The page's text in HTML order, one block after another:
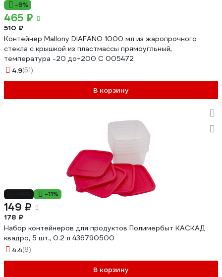
-9%
465 ₽
510 ₽
Контейнер Mallony DIAFANO 1000 мл из жаропрочного
стекла с крышкой из пластмассы прямоугльный,
температура -20 до+200 С 005472
4.9(51)
В корзину
-11%
149 ₽
178 ₽
Набор контейнеров для продуктов Полимербыт КАСКАД
квадро, 5 шт., 0.2 л 436790500
4.4(8)
В корзину